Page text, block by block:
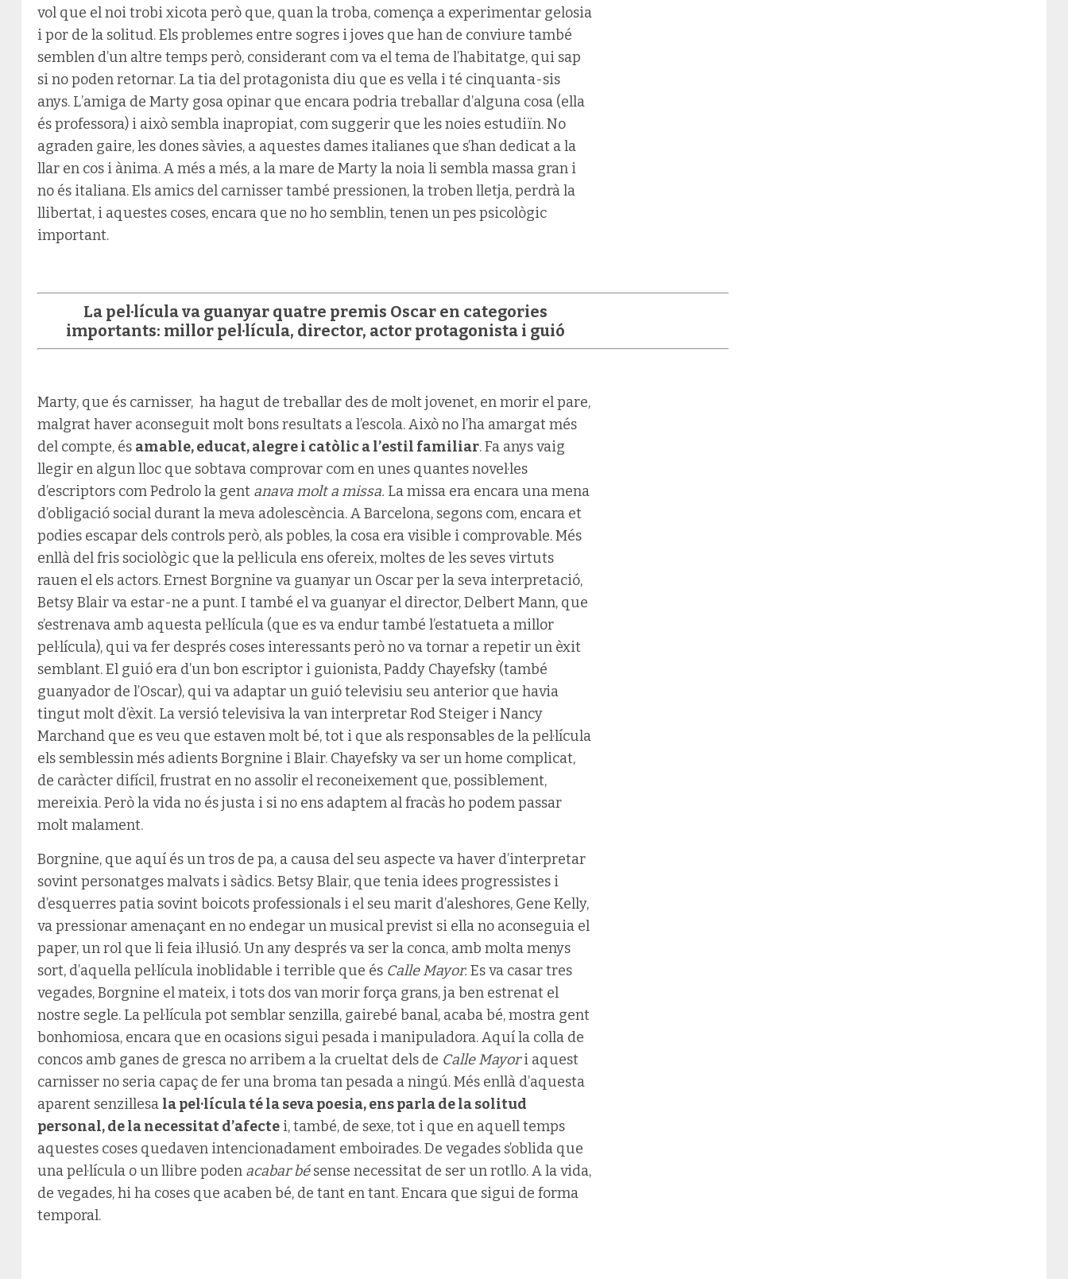
vol que el noi trobi xicota però que, quan la troba, comença a experimentar gelosia
i por de la solitud. Els problemes entre sogres i joves que han de conviure també
semblen d’un altre temps però, considerant com va el tema de l’habitatge, qui sap
si no poden retornar. La tia del protagonista diu que es vella i té cinquanta-sis
anys. L’amiga de Marty gosa opinar que encara podria treballar d’alguna cosa (ella
és professora) i això sembla inapropiat, com suggerir que les noies estudiïn. No
agraden gaire, les dones sàvies, a aquestes dames italianes que s’han dedicat a la
llar en cos i ànima. A més a més, a la mare de Marty la noia li sembla massa gran i
no és italiana. Els amics del carnisser també pressionen, la troben lletja, perdrà la
llibertat, i aquestes coses, encara que no ho semblin, tenen un pes psicològic
important.
La pel·lícula va guanyar quatre premis Oscar en categories
importants: millor pel·lícula, director, actor protagonista i guió
Marty, que és carnisser, ha hagut de treballar des de molt jovenet, en morir el pare,
malgrat haver aconseguit molt bons resultats a l’escola. Això no l’ha amargat més
del compte, és amable, educat, alegre i catòlic a l’estil familiar. Fa anys vaig
llegir en algun lloc que sobtava comprovar com en unes quantes novel·les
d’escriptors com Pedrolo la gent anava molt a missa. La missa era encara una mena
d’obligació social durant la meva adolescència. A Barcelona, segons com, encara et
podies escapar dels controls però, als pobles, la cosa era visible i comprovable. Més
enllà del fris sociològic que la pel·licula ens ofereix, moltes de les seves virtuts
rauen el els actors. Ernest Borgnine va guanyar un Oscar per la seva interpretació,
Betsy Blair va estar-ne a punt. I també el va guanyar el director, Delbert Mann, que
s’estrenava amb aquesta pel·lícula (que es va endur també l’estatueta a millor
pel·lícula), qui va fer després coses interessants però no va tornar a repetir un èxit
semblant. El guió era d’un bon escriptor i guionista, Paddy Chayefsky (també
guanyador de l’Oscar), qui va adaptar un guió televisiu seu anterior que havia
tingut molt d’èxit. La versió televisiva la van interpretar Rod Steiger i Nancy
Marchand que es veu que estaven molt bé, tot i que als responsables de la pel·lícula
els semblessin més adients Borgnine i Blair. Chayefsky va ser un home complicat,
de caràcter difícil, frustrat en no assolir el reconeixement que, possiblement,
mereixia. Però la vida no és justa i si no ens adaptem al fracàs ho podem passar
molt malament.
Borgnine, que aquí és un tros de pa, a causa del seu aspecte va haver d’interpretar
sovint personatges malvats i sàdics. Betsy Blair, que tenia idees progressistes i
d’esquerres patia sovint boicots professionals i el seu marit d’aleshores, Gene Kelly,
va pressionar amenaçant en no endegar un musical previst si ella no aconseguia el
paper, un rol que li feia il·lusió. Un any després va ser la conca, amb molta menys
sort, d’aquella pel·lícula inoblidable i terrible que és Calle Mayor. Es va casar tres
vegades, Borgnine el mateix, i tots dos van morir força grans, ja ben estrenat el
nostre segle. La pel·lícula pot semblar senzilla, gairebé banal, acaba bé, mostra gent
bonhomiosa, encara que en ocasions sigui pesada i manipuladora. Aquí la colla de
concos amb ganes de gresca no arribem a la crueltat dels de Calle Mayori aquest
carnisser no seria capaç de fer una broma tan pesada a ningú. Més enllà d’aquesta
aparent senzillesa la pel·lícula té la seva poesia, ens parla de la solitud
personal, de la necessitat d’afecte i, també, de sexe, tot i que en aquell temps
aquestes coses quedaven intencionadament emboirades. De vegades s’oblida que
una pel·lícula o un llibre poden acabar bésense necessitat de ser un rotllo. A la vida,
de vegades, hi ha coses que acaben bé, de tant en tant. Encara que sigui de forma
temporal.